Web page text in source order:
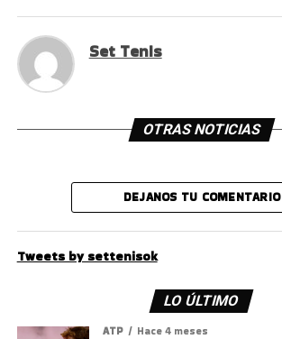
Set Tenis
OTRAS NOTICIAS
DEJANOS TU COMENTARIO
Tweets by settenisok
LO ÚLTIMO
ATP Hace 4 meses